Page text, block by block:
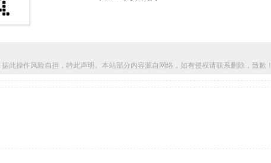
此操作风险自担，特此声明。本站部分内容源自网络，如有侵权请联系删除，致歉！